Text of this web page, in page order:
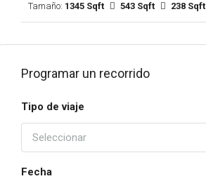
Tamaño: 1345 Sqft 543 Sqft 238 Sqft
Programar un recorrido
Tipo de viaje
Seleccionar
Fecha